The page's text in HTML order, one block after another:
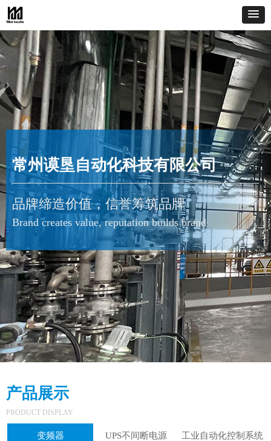
变频器 UPS不间断电源 工业自动化控制系统
产品展示
PRODUCT DISPLAY
常州谟垦自动化科技有限公司
品牌缔造价值，信誉筹筑品牌
Brand creates value, reputation builds brand